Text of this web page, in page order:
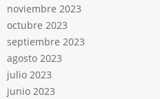
noviembre 2023
octubre 2023
septiembre 2023
agosto 2023
julio 2023
junio 2023